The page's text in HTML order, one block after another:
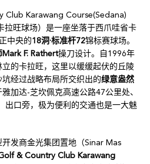
Club Karawang Course(Sedana)
拉旺球场）是一座坐落于西爪哇省卡
中央的18洞·标准杆72锦标赛球场。
F. Rathert操刀设计。自1996年
的卡拉旺，这里以缓缓起伏的丘陵
经过战略布局所交织出的绿意盎然
加达-芝坎佩克高速公路47公里处、
出口旁，极为便利的交通也是一大魅
发商金光集团置地（Sinar Mas
& Country Club Karawang